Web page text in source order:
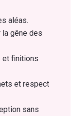
aléas.
gêne des
et finitions
et respect
sans